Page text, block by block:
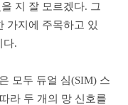
지 잘 모르겠다. 그
가지에 주목하고 있
다.
모두 듀얼 심(SIM) 스
라 두 개의 망 신호를